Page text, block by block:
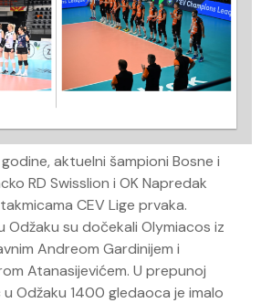
aktuelni šampioni Bosne i
RD Swisslion i OK Napredak
CEV Lige prvaka.
Odžaku su dočekali Olymiacos iz
Andreom Gardinijem i
Atanasijevićem. U prepunoj
Odžaku 1400 gledaoca je imalo